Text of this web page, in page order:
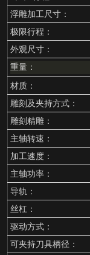
浮雕加工尺寸：
极限行程：
外观尺寸：
重量：
材质：
雕刻及夹持方式：
雕刻精雕：
主轴转速：
加工速度：
主轴功率：
导轨：
丝杠：
驱动方式：
可夹持刀具柄径：